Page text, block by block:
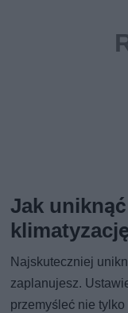
Jak
Najskuteczniej
zaplanujesz.
przemyśleć nie tylko